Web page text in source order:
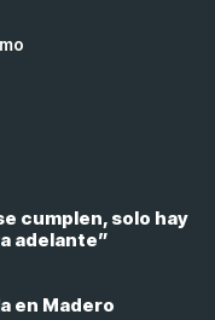
cumplen, solo hay
adelante”
en Madero